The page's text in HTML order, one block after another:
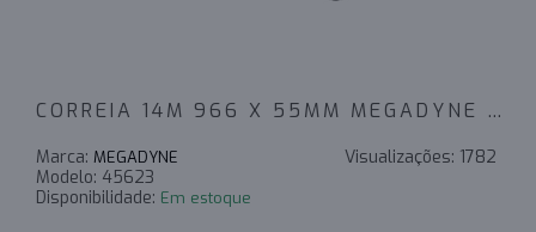
CORREIA 14M 966 X 55MM MEGADYNE RPP
Visualizações: 1782
Marca: MEGADYNE
Modelo: 45623
Disponibilidade: Em estoque